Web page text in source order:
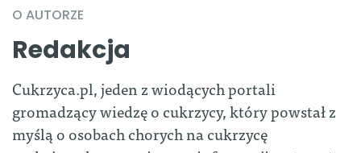
O AUTORZE
Redakcja
Cukrzyca.pl, jeden z wiodących portali
gromadzący wiedzę o cukrzycy, który powstał z
myślą o osobach chorych na cukrzycę